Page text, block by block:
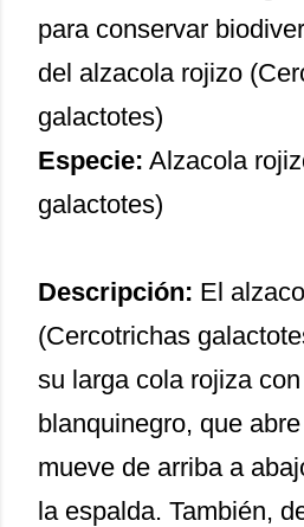
para conservar
del alzacola rojizo
galactotes)
Especie: Alzacola
galactotes)
Descripción: El
(Cercotrichas
su larga cola rojiza
blanquinegro, que
mueve de arriba a
la espalda. También,